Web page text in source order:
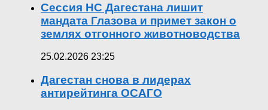
Сессия НС Дагестана лишит
мандата Глазова и примет закон о
землях отгонного животноводства
25.02.2026 23:25
Дагестан снова в лидерах
антирейтинга ОСАГО